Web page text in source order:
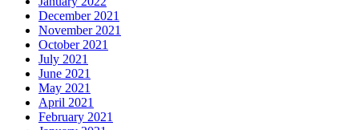
December 2021
November 2021
October 2021
July 2021
June 2021
May 2021
April 2021
February 2021